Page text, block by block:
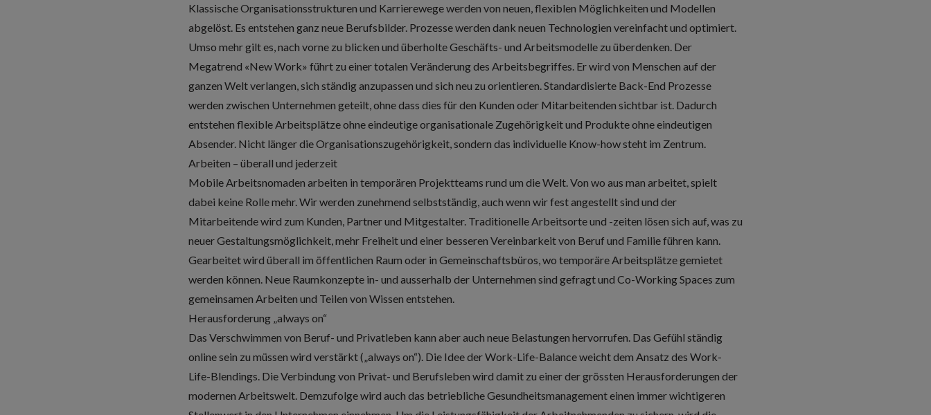
Klassische Organisationsstrukturen und Karrierewege werden von neuen, flexiblen Möglichkeiten und Modellen
abgelöst. Es entstehen ganz neue Berufsbilder. Prozesse werden dank neuen Technologien vereinfacht und optimiert.
Umso mehr gilt es, nach vorne zu blicken und überholte Geschäfts- und Arbeitsmodelle zu überdenken. Der
Megatrend «New Work» führt zu einer totalen Veränderung des Arbeitsbegriffes. Er wird von Menschen auf der
ganzen Welt verlangen, sich ständig anzupassen und sich neu zu orientieren. Standardisierte Back-End Prozesse
werden zwischen Unternehmen geteilt, ohne dass dies für den Kunden oder Mitarbeitenden sichtbar ist. Dadurch
entstehen flexible Arbeitsplätze ohne eindeutige organisationale Zugehörigkeit und Produkte ohne eindeutigen
Absender. Nicht länger die Organisationszugehörigkeit, sondern das individuelle Know-how steht im Zentrum.
Arbeiten – überall und jederzeit
Mobile Arbeitsnomaden arbeiten in temporären Projektteams rund um die Welt. Von wo aus man arbeitet, spielt
dabei keine Rolle mehr. Wir werden zunehmend selbstständig, auch wenn wir fest angestellt sind und der
Mitarbeitende wird zum Kunden, Partner und Mitgestalter. Traditionelle Arbeitsorte und -zeiten lösen sich auf, was zu
neuer Gestaltungsmöglichkeit, mehr Freiheit und einer besseren Vereinbarkeit von Beruf und Familie führen kann.
Gearbeitet wird überall im öffentlichen Raum oder in Gemeinschaftsbüros, wo temporäre Arbeitsplätze gemietet
werden können. Neue Raumkonzepte in- und ausserhalb der Unternehmen sind gefragt und Co-Working Spaces zum
gemeinsamen Arbeiten und Teilen von Wissen entstehen.
Herausforderung „always on“
Das Verschwimmen von Beruf- und Privatleben kann aber auch neue Belastungen hervorrufen. Das Gefühl ständig
online sein zu müssen wird verstärkt („always on“). Die Idee der Work-Life-Balance weicht dem Ansatz des Work-
Life-Blendings. Die Verbindung von Privat- und Berufsleben wird damit zu einer der grössten Herausforderungen der
modernen Arbeitswelt. Demzufolge wird auch das betriebliche Gesundheitsmanagement einen immer wichtigeren